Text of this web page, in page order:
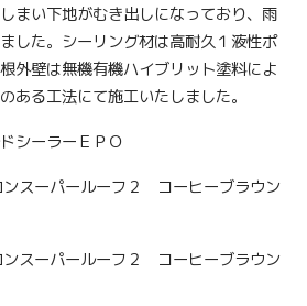
まい下地がむき出しになっており、雨
した。シーリング材は高耐久１液性ポ
外壁は無機有機ハイブリット塗料によ
ある工法にて施工いたしました。
シーラーＥＰＯ
スーパールーフ２ コーヒーブラウン
スーパールーフ２ コーヒーブラウン